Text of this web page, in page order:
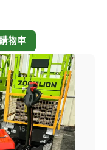
物車
此
產
品
有
多
種